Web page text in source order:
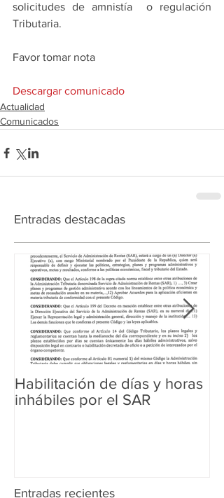
solicitudes de amnistía  o regulación
Tributaria.
Favor tomar nota
Descargar comunicado
Actualidad
Comunicados
Entradas destacadas
Habilitación de días y horas
inhábiles por el SAR
Entradas recientes